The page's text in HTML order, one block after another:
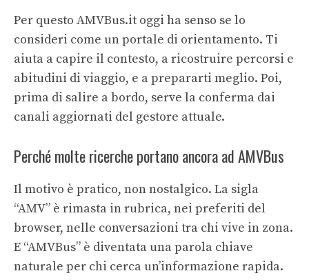
Per questo AMVBus.it oggi ha senso se lo
consideri come un portale di orientamento. Ti
aiuta a capire il contesto, a ricostruire percorsi e
abitudini di viaggio, e a prepararti meglio. Poi,
prima di salire a bordo, serve la conferma dai
canali aggiornati del gestore attuale.
Perché molte ricerche portano ancora ad AMVBus
Il motivo è pratico, non nostalgico. La sigla
“AMV” è rimasta in rubrica, nei preferiti del
browser, nelle conversazioni tra chi vive in zona.
E “AMVBus” è diventata una parola chiave
naturale per chi cerca un’informazione rapida.